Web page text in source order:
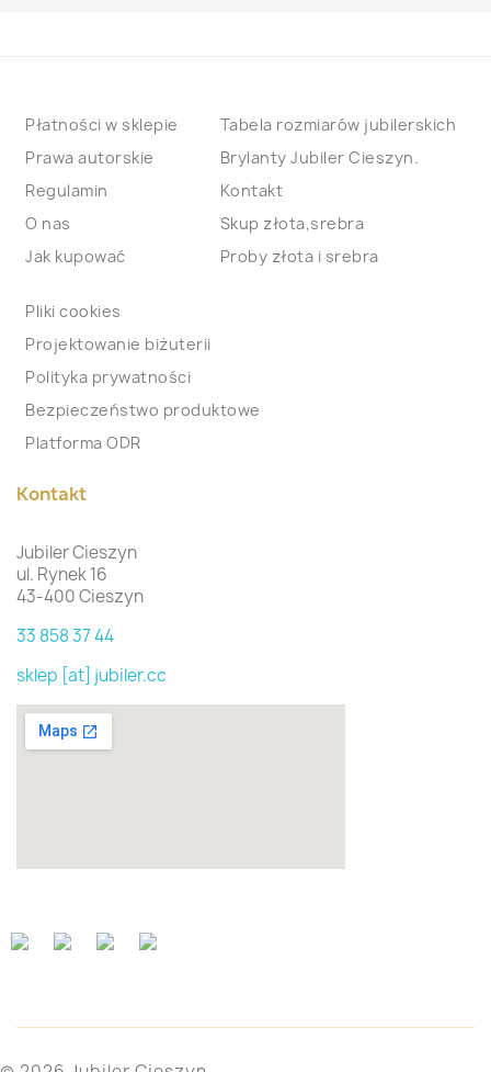
Płatności w sklepie
Prawa autorskie
Regulamin
O nas
Jak kupować
Tabela rozmiarów jubilerskich
Brylanty Jubiler Cieszyn.
Kontakt
Skup złota,srebra
Proby złota i srebra
Pliki cookies
Projektowanie biżuterii
Polityka prywatności
Bezpieczeństwo produktowe
Platforma ODR
Kontakt
Jubiler Cieszyn
ul. Rynek 16
43-400 Cieszyn
33 858 37 44
sklep [at] jubiler.cc